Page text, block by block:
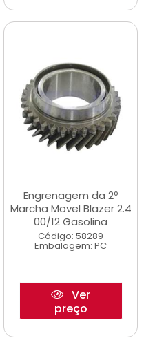
Engrenagem da 2º
Marcha Movel Blazer 2.4
00/12 Gasolina
Código: 58289
Embalagem: PC
Ver
preço